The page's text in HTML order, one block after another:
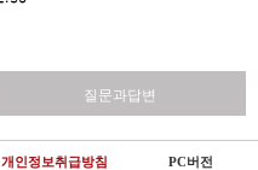
질문과답변
개인정보취급방침 PC버전